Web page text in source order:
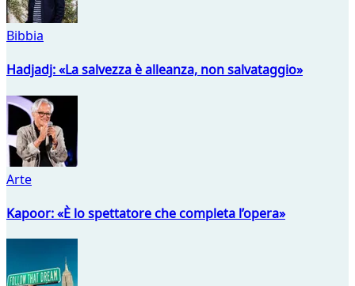
Bibbia
Hadjadj: «La salvezza è alleanza, non salvataggio»
Arte
Kapoor: «È lo spettatore che completa l’opera»